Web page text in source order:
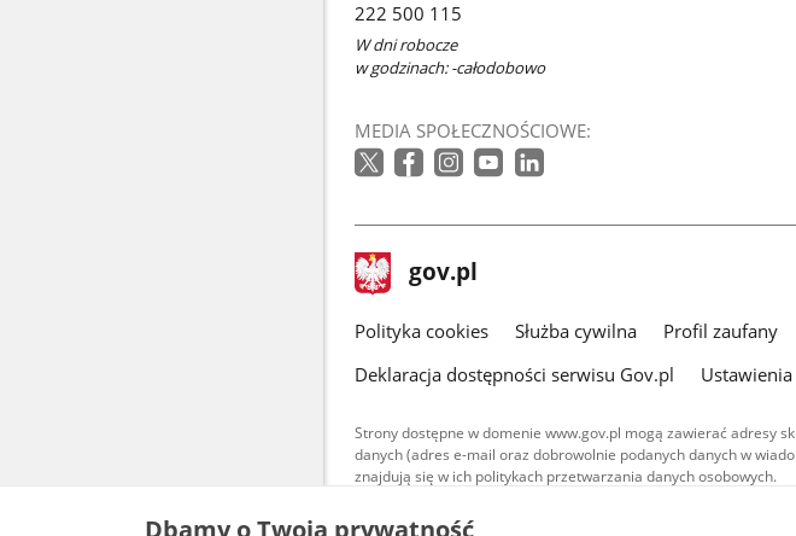
222 500 115
W dni robocze
w godzinach: -całodobowo
MEDIA SPOŁECZNOŚCIOWE:
stopka
gov.pl Strona
gov.pl
gov.pl
Polityka cookies Służba cywilna Profil zaufany
Deklaracja dostępności serwisu Gov.pl
Strony dostępne w domenie www.gov.pl mogą zawierać adresy
danych (adres e-mail oraz dobrowolnie podanych danych w
znajdują się w ich politykach przetwarzania danych osobowych.
Treści tekstowe publikowane w serwisie (z
Dbamy o Twoją prywatność